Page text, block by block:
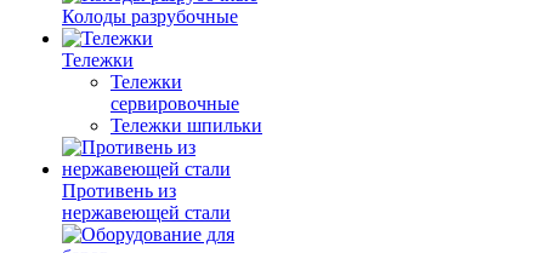
Колоды разрубочные
Тележки
Тележки
сервировочные
Тележки шпильки
Противень из
нержавеющей стали